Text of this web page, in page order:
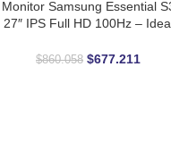
LEER MÁS
Monitor Samsung Essential
27″ IPS Full HD 100Hz –
$860.058 $677.211